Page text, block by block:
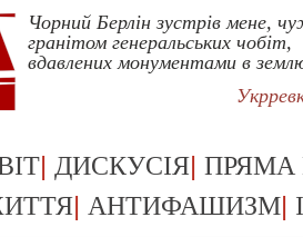
Чорний Берлін зустрів мене,
гранітом генеральських чобіт,
вдавлених монументами в
| ДИСКУСІЯ| ПРЯМА
| АНТИФАШИЗМ|